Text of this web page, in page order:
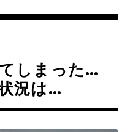
しまった…
況は…